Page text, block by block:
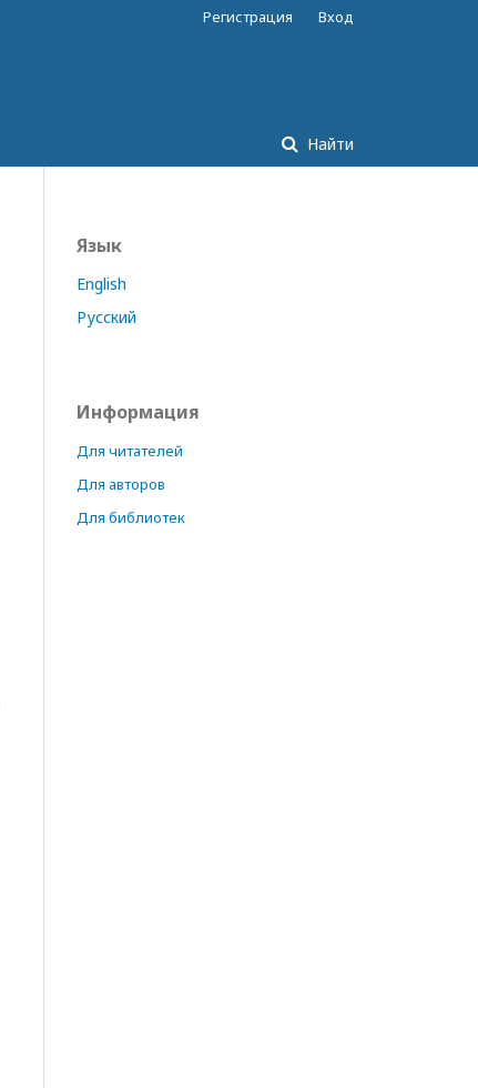
Найти
Регистрация Вход
Язык
English
Русский
Информация
Для читателей
Для авторов
Для библиотек